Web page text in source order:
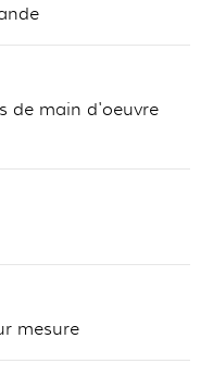
de main d'oeuvre
mesure